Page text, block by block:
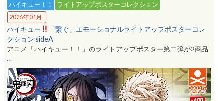
ハイキュー！！
ライトアップポスターコレクション
2026年01月
ハイキュー
「繋ぐ」エモーショナルライトアップポスターコレ
クション sideA
アニメ「ハイキュー！！」のライトアップポスター第二弾が2商品
…